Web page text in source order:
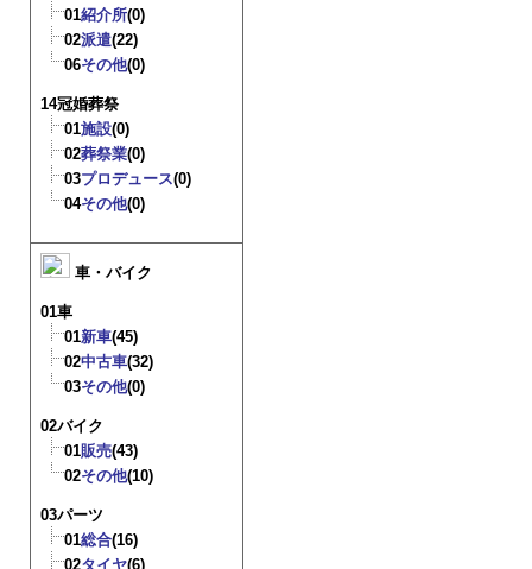
01紹介所(0)
02派遣(22)
06その他(0)
14冠婚葬祭
01施設(0)
02葬祭業(0)
03プロデュース(0)
04その他(0)
車・バイク
01車
01新車(45)
02中古車(32)
03その他(0)
02バイク
01販売(43)
02その他(10)
03パーツ
01総合(16)
02タイヤ(6)